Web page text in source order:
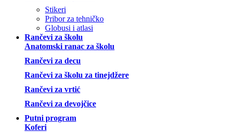
Stikeri
Pribor za tehničko
Globusi i atlasi
Rančevi za školu
Anatomski ranac za školu
Rančevi za decu
Rančevi za školu za tinejdžere
Rančevi za vrtić
Rančevi za devojčice
Putni program
Koferi